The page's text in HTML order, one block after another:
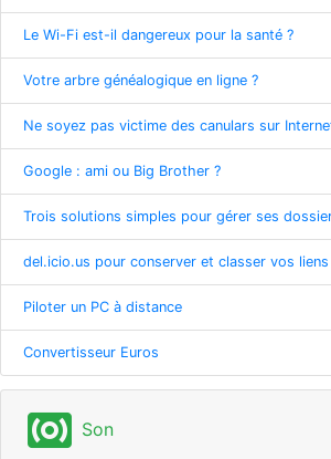
Le Wi-Fi est-il dangereux pour la santé ?
Votre arbre généalogique en ligne ?
Ne soyez pas victime des canulars sur
Google : ami ou Big Brother ?
Trois solutions simples pour gérer ses
del.icio.us pour conserver et classer vos
Piloter un PC à distance
Convertisseur Euros
surround_sound Son